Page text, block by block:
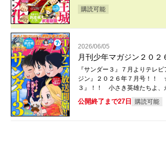
購読可能
2026/06/05
月刊少年マガジン２０２
『サンダー３』７月よりテレ
ジン』２０２６年７月号！！
３』！！ 小さき英雄たちよ、
公開終了まで27日 購読可能